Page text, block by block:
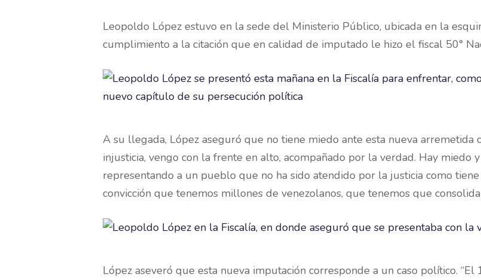
Leopoldo López estuvo en la sede del Ministerio Público, ubicada en la
cumplimiento a la citación que en calidad de imputado le hizo el fiscal 50°
A su llegada, López aseguró que no tiene miedo ante esta nueva arremetida
injusticia, vengo con la frente en alto, acompañado por la verdad. Hay miedo
representando a un pueblo que no ha sido atendido por la justicia como
convicción que tenemos millones de venezolanos, que tenemos que
López aseveró que esta nueva imputación corresponde a un caso político.